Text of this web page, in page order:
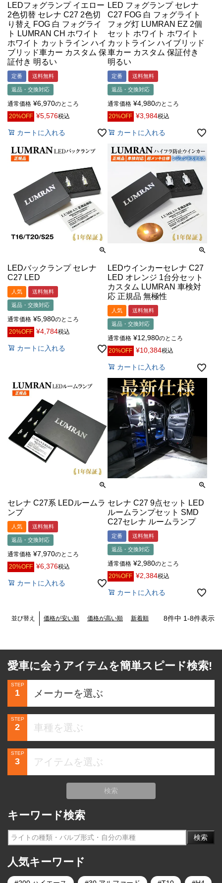
LEDフォグランプ イエロー
2色切替 セレナ C27 2色切
り替え FOG 白 フォグライ
ト LUMRAN CH ホワイト
ホワイト カットライン ハイ
ブリッド車カー カスタム 保
証付き 明るい
定番 送料無料
返品・交換対応
通常価格 ¥6,970のところ
20%OFF ¥5,576税込
カートに入れる
LED フォグランプ セレナ
C27 FOG 白 フォグライト
フォグ灯 LUMRAN EZ 2個
セット ホワイト ホワイト
カットライン ハイブリッド
車カー カスタム 保証付き
明るい
定番 送料無料
返品・交換対応
通常価格 ¥4,980のところ
20%OFF ¥3,984税込
カートに入れる
LEDバックランプ セレナ
C27 LED
人気 送料無料
返品・交換対応
通常価格 ¥5,980のところ
20%OFF ¥4,784税込
カートに入れる
LEDウインカーセレナ C27
LED オレンジ 1台分セット
カスタム LUMRAN 車検対
応 正規品 無極性
人気 送料無料
返品・交換対応
通常価格 ¥12,980のところ
20%OFF ¥10,384税込
カートに入れる
セレナ C27系 LEDルームラ
ンプ
人気 送料無料
返品・交換対応
通常価格 ¥7,970のところ
20%OFF ¥6,376税込
カートに入れる
セレナ C27 9点セット LED
ルームランプセット SMD
C27セレナ ルームランプ
定番 送料無料
返品・交換対応
通常価格 ¥2,980のところ
20%OFF ¥2,384税込
カートに入れる
並び替え 価格が安い順 価格が高い順 新着順 8件中 1-8件表示
愛車に会うアイテムを簡単スピード検索!
STEP
1
STEP
2
STEP
3
検索
キーワード検索
検索
人気キーワード